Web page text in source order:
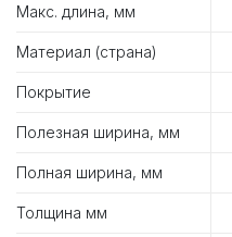
Макс. длина, мм
Материал (страна)
Покрытие
Полезная ширина, мм
Полная ширина, мм
Толщина мм